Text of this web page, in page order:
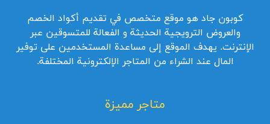
كوبون جاد هو موقع متخصص في تقديم أكواد الخصم
والعروض الترويجية الحديثة و الفعالة للمتسوقين عبر
الإنترنت. يهدف الموقع إلى مساعدة المستخدمين على توفير
المال عند الشراء من المتاجر الإلكترونية المختلفة.
متاجر مميزة